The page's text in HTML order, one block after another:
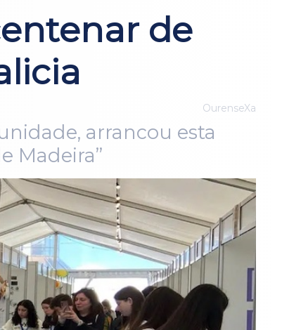
de
OurenseXa
arrancou esta
Madeira”